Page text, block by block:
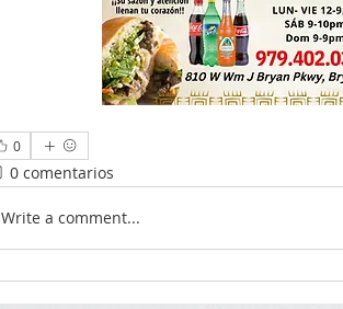
0
0 comentarios
Write a comment...